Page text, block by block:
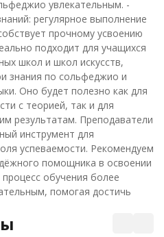
увлекательным. -
регулярное выполнение
прочному усвоению
подходит для учащихся
школ и школ искусств,
знания по сольфеджио и
Оно будет полезно как для
с теорией, так и для
результатам. Преподаватели
инструмент для
успеваемости. Рекомендуем
помощника в освоении
обучения более
помогая достичь